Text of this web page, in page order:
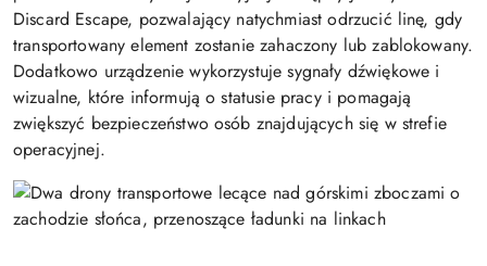
Discard Escape, pozwalający natychmiast odrzucić linę, gdy
transportowany element zostanie zahaczony lub zablokowany.
Dodatkowo urządzenie wykorzystuje sygnały dźwiękowe i
wizualne, które informują o statusie pracy i pomagają
zwiększyć bezpieczeństwo osób znajdujących się w strefie
operacyjnej.